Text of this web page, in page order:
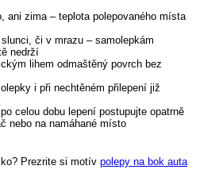
ani zima – teplota polepovaného místa
či v mrazu – samolepkám
nedrží
lihem odmaštěný povrch bez
i při nechtěném přilepení již
celou dobu lepení postupujte opatrně
nebo na namáhané místo
Prezrite si motív polepy na bok auta